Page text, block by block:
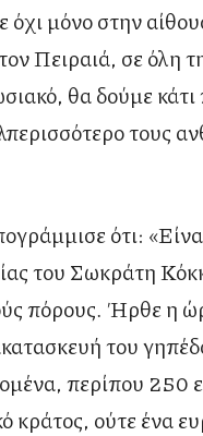
μόνο στην
Πειραιά, σε όλη
θα δούμε
τους
ότι:
του Σωκράτη
πόρους. Ήρθε η
του
περίπου
κράτος, ούτε ένα